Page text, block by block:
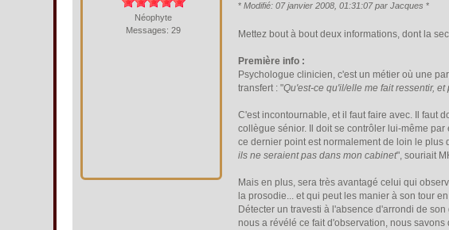
Néophyte
Messages: 29
*Modifié: 07 janvier 2008, 01:31:07 par Jacques *
Mettez bout à bout deux informations, dont la
Première info :
Psychologue clinicien, c'est un métier où une
transfert : "Qu'est-ce qu'il/elle me fait ressentir,
C'est incontournable, et il faut faire avec. Il faut
collègue sénior. Il doit se contrôler lui-même
ce dernier point est normalement de loin le
ils ne seraient pas dans mon cabinet", souriait
Mais en plus, sera très avantagé celui qui
la prosodie... et qui peut les manier à son tour
Détecter un travesti à l'absence d'arrondi de
nous a révélé ce fait d'observation, nous